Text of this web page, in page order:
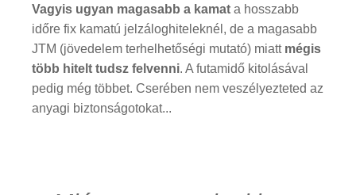
Vagyis ugyan magasabb a kamat a hosszabb
időre fix kamatú jelzáloghiteleknél, de a magasabb
JTM (jövedelem terhelhetőségi mutató) miatt mégis
több hitelt tudsz felvenni. A futamidő kitolásával
pedig még többet. Cserében nem veszélyezteted az
anyagi biztonságotokat...